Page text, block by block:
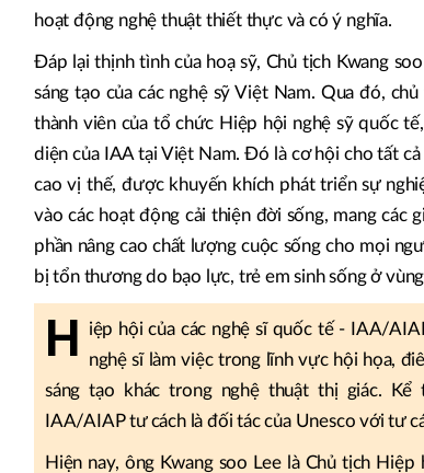
hoạt động nghệ thuật thiết thực và có ý nghĩa.
Đáp lại thịnh tình của hoạ sỹ, Chủ tịch Kwang
sáng tạo của các nghệ sỹ Việt Nam. Qua đó,
thành viên của tổ chức Hiệp hội nghệ sỹ quốc
diện của IAA tại Việt Nam. Đó là cơ hội cho tất
cao vị thế, được khuyến khích phát triển sự
vào các hoạt động cải thiện đời sống, mang các
phần nâng cao chất lượng cuộc sống cho mọi
bị tổn thương do bạo lực, trẻ em sinh sống ở
H
iệp hội của các nghệ sĩ quốc tế - IAA/
nghệ sĩ làm việc trong lĩnh vực hội họa,
sáng tạo khác trong nghệ thuật thị giác.
IAA/AIAP tư cách là đối tác của Unesco với tư
Hiện nay, ông Kwang soo Lee là Chủ tịch